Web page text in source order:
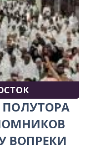
ПОЛУТОРА
ВОПРЕКИ